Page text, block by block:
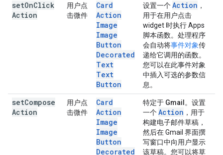
setOnClick
Action
用户点
击微件
Card
Action
Image
Image
Button
Decorated
Text
Text
Button
设置一个Action ，
用于在用户点击
widget 时执行 Apps
脚本函数。处理程序
会自动将事件对象传
递给它调用的函数。
您可以在此事件对象
中插入可选的参数信
息。
setCompose
Action
用户点
击微件
Card
Action
Image
Image
Button
Decorated
特定于 Gmail。 设置
一个Action ，用于
构建电子邮件草稿，
然后在 Gmail 界面撰
写窗口中向用户显示
该草稿。您可以将草